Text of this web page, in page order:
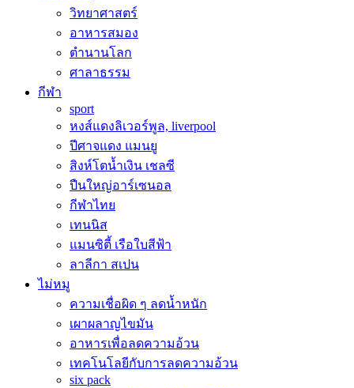
วิทยาศาสตร์
อาหารสมอง
ตำนานโลก
ศาลาธรรม
กีฬา
sport
หงส์แดงลิเวอร์พูล, liverpool
ปีศาจแดง แมนยู
สิงห์โตน้ำเงิน เชลซี
ปืนใหญ่อาร์เซนอล
กีฬาไทย
เทนนิส
แมนซิตี้ เรือใบสีฟ้า
ลาลีกา สเปน
ไม่หมู
ความเชื่อผิด ๆ ลดน้ำหนัก
เผาผลาญไขมัน
อาหารเพื่อลดความอ้วน
เทคโนโลยีกับการลดความอ้วน
six pack